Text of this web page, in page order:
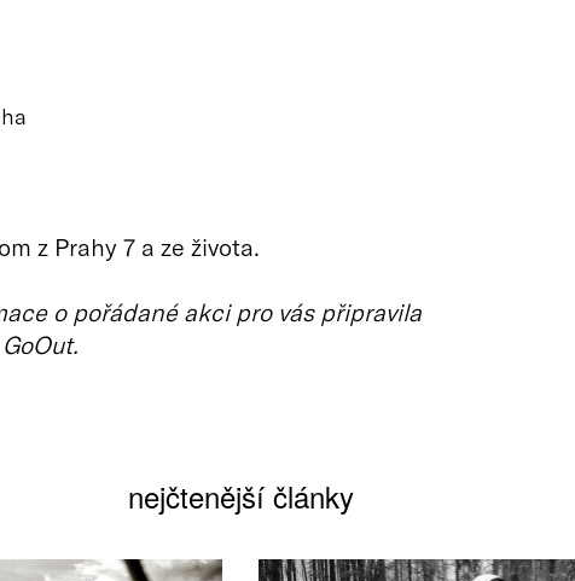
z Prahy 7 a ze života.
o pořádané akci pro vás připravila
nejčtenější články